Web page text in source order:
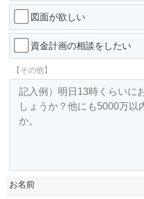
図面が欲しい
資金計画の相談をしたい
【その他】
お名前